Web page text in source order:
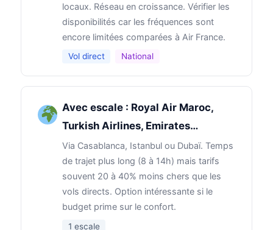
locaux. Réseau en croissance. Vérifier les
disponibilités car les fréquences sont
encore limitées comparées à Air France.
Vol direct National
Avec escale : Royal Air Maroc,
Turkish Airlines, Emirates…
Via Casablanca, Istanbul ou Dubaï. Temps
de trajet plus long (8 à 14h) mais tarifs
souvent 20 à 40% moins chers que les
vols directs. Option intéressante si le
budget prime sur le confort.
1 escale